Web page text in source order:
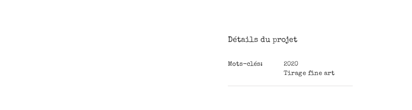
Détails du projet
Mots-clés:
2020
Tirage fine art